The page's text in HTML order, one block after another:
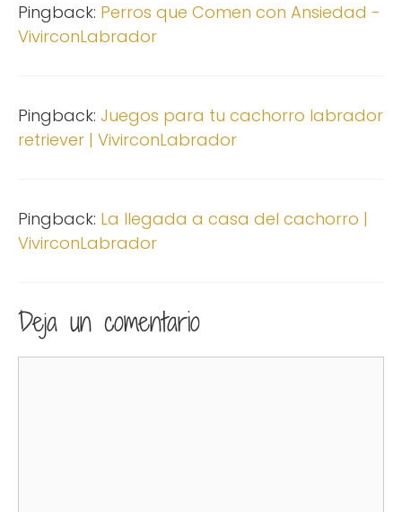
Pingback: Perros que Comen con Ansiedad -
VivirconLabrador
Pingback: Juegos para tu cachorro labrador
retriever | VivirconLabrador
Pingback: La llegada a casa del cachorro |
VivirconLabrador
Deja un comentario